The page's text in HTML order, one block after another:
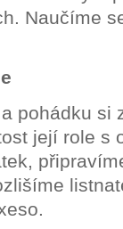
Naučíme
pohádku si
její role s